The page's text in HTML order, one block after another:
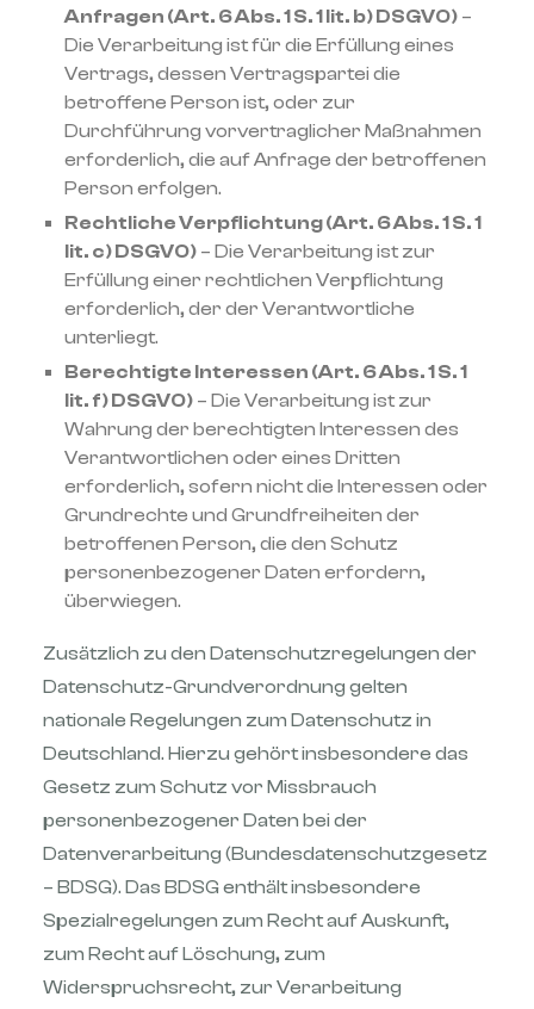
Anfragen (Art. 6 Abs. 1 S. 1 lit. b) DSGVO) –
Die Verarbeitung ist für die Erfüllung eines
Vertrags, dessen Vertragspartei die
betroffene Person ist, oder zur
Durchführung vorvertraglicher Maßnahmen
erforderlich, die auf Anfrage der betroffenen
Person erfolgen.
Rechtliche Verpflichtung (Art. 6 Abs. 1 S. 1
lit. c) DSGVO) – Die Verarbeitung ist zur
Erfüllung einer rechtlichen Verpflichtung
erforderlich, der der Verantwortliche
unterliegt.
Berechtigte Interessen (Art. 6 Abs. 1 S. 1
lit. f) DSGVO) – Die Verarbeitung ist zur
Wahrung der berechtigten Interessen des
Verantwortlichen oder eines Dritten
erforderlich, sofern nicht die Interessen oder
Grundrechte und Grundfreiheiten der
betroffenen Person, die den Schutz
personenbezogener Daten erfordern,
überwiegen.
Zusätzlich zu den Datenschutzregelungen der
Datenschutz-Grundverordnung gelten
nationale Regelungen zum Datenschutz in
Deutschland. Hierzu gehört insbesondere das
Gesetz zum Schutz vor Missbrauch
personenbezogener Daten bei der
Datenverarbeitung (Bundesdatenschutzgesetz
– BDSG). Das BDSG enthält insbesondere
Spezialregelungen zum Recht auf Auskunft,
zum Recht auf Löschung, zum
Widerspruchsrecht, zur Verarbeitung